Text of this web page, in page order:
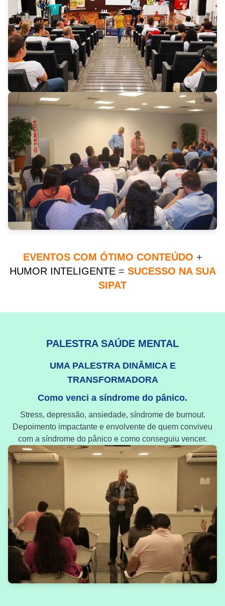
EVENTOS COM ÓTIMO CONTEÚDO +
HUMOR INTELIGENTE = SUCESSO NA SUA
SIPAT
PALESTRA SAÚDE MENTAL
UMA PALESTRA DINÂMICA E
TRANSFORMADORA
Como venci a síndrome do pânico.
Stress, depressão, ansiedade, síndrome de burnout.
Depoimento impactante e envolvente de quem conviveu
com a síndrome do pânico e como conseguiu vencer.